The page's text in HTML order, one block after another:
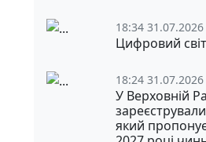
18:34 31.07.2026
Цифровий
18:24 31.07.2026
У Верховній
який